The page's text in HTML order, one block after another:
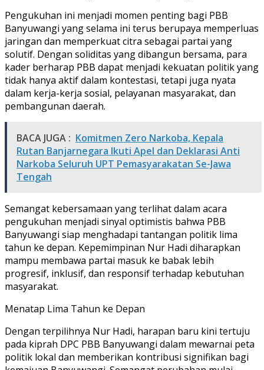
Pengukuhan ini menjadi momen penting bagi PBB
Banyuwangi yang selama ini terus berupaya memperluas
jaringan dan memperkuat citra sebagai partai yang
solutif. Dengan soliditas yang dibangun bersama, para
kader berharap PBB dapat menjadi kekuatan politik yang
tidak hanya aktif dalam kontestasi, tetapi juga nyata
dalam kerja-kerja sosial, pelayanan masyarakat, dan
pembangunan daerah.
BACA JUGA : Komitmen Zero Narkoba, Kepala
Rutan Banjarnegara Ikuti Apel dan Deklarasi Anti
Narkoba Seluruh UPT Pemasyarakatan Se-Jawa
Tengah
Semangat kebersamaan yang terlihat dalam acara
pengukuhan menjadi sinyal optimistis bahwa PBB
Banyuwangi siap menghadapi tantangan politik lima
tahun ke depan. Kepemimpinan Nur Hadi diharapkan
mampu membawa partai masuk ke babak lebih
progresif, inklusif, dan responsif terhadap kebutuhan
masyarakat.
Menatap Lima Tahun ke Depan
Dengan terpilihnya Nur Hadi, harapan baru kini tertuju
pada kiprah DPC PBB Banyuwangi dalam mewarnai peta
politik lokal dan memberikan kontribusi signifikan bagi